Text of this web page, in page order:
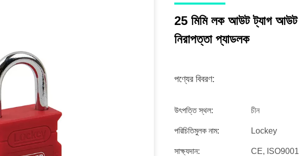
25 মিমি লক আউট ট্যাগ আউট
নিরাপত্তা প্যাডলক
পণ্যের বিবরণ:
উৎপত্তি স্থল: চীন
পরিচিতিমুলক নাম: Lockey
সাক্ষ্যদান: CE,